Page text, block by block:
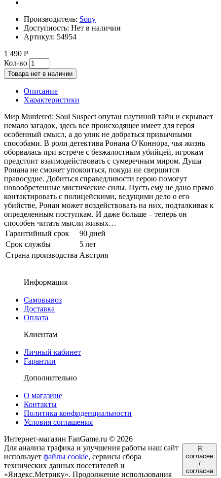
Производитель: Sony
Доступность: Нет в наличии
Артикул: 54954
1 490 Р
Кол-во
Товара нет в наличии
Описание
Характеристики
Мир Murdered: Soul Suspect опутан паутиной тайн и скрывает
немало загадок, здесь все происходящее имеет для героя
особенный смысл, а до улик не добраться привычными
способами. В роли детектива Ронана О'Коннора, чья жизнь
оборвалась при встрече с безжалостным убийцей, игрокам
предстоит взаимодействовать с сумеречным миром. Душа
Ронана не сможет упокоиться, покуда не свершится
правосудие. Добиться справедливости герою помогут
новообретенные мистические силы. Пусть ему не дано прямо
контактировать с полицейскими, ведущими дело о его
убийстве, Ронан может воздействовать на них, подталкивая к
определенным поступкам. И даже больше – теперь он
способен читать мысли живых…
Гарантийный срок
90 дней
Срок службы
5 лет
Страна производства Австрия
Информация
Самовывоз
Доставка
Оплата
Клиентам
Личный кабинет
Гарантии
Дополнительно
О магазине
Контакты
Политика конфиденциальности
Условия соглашения
Интернет-магазин FanGame.ru © 2026
Для анализа трафика и улучшения работы наш сайт
использует файлы cookie, сервисы сбора
технических данных посетителей и
«Яндекс.Метрику». Продолжение использования
Я
согласен
/
согласна